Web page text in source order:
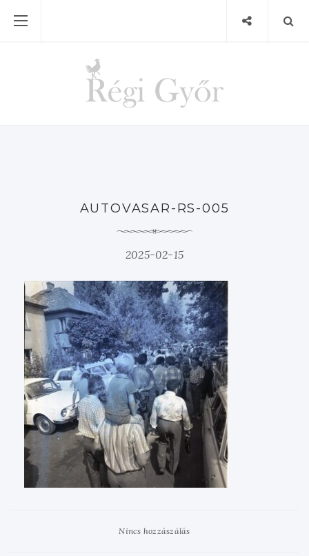
AUTOVASAR-RS-005
2025-02-15
Nincs hozzászálás